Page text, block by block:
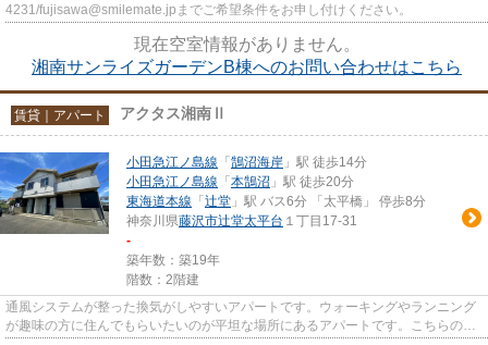
4231/fujisawa@smilemate.jpまでご希望条件をお申し付けください。
現在空室情報がありません。
湘南サンライズガーデンB棟へのお問い合わせはこちら
賃貸｜アパート アクタス湘南Ⅱ
小田急江ノ島線 「 鵠沼海岸 」駅 徒歩14分
小田急江ノ島線 「 本鵠沼 」駅 徒歩20分
東海道本線 「 辻堂 」駅 バス6分 「太平橋」 停歩8分
神奈川県藤沢市辻堂太平台 １丁目17-31
-
築年数：築19年
階数：2階建
通風システムが整った換気がしやすいアパートです。ウォーキングやランニング
が趣味の方に住んでもらいたいのが平坦な場所にあるアパートです。こちらの物